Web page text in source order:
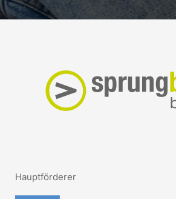
Hauptförderer